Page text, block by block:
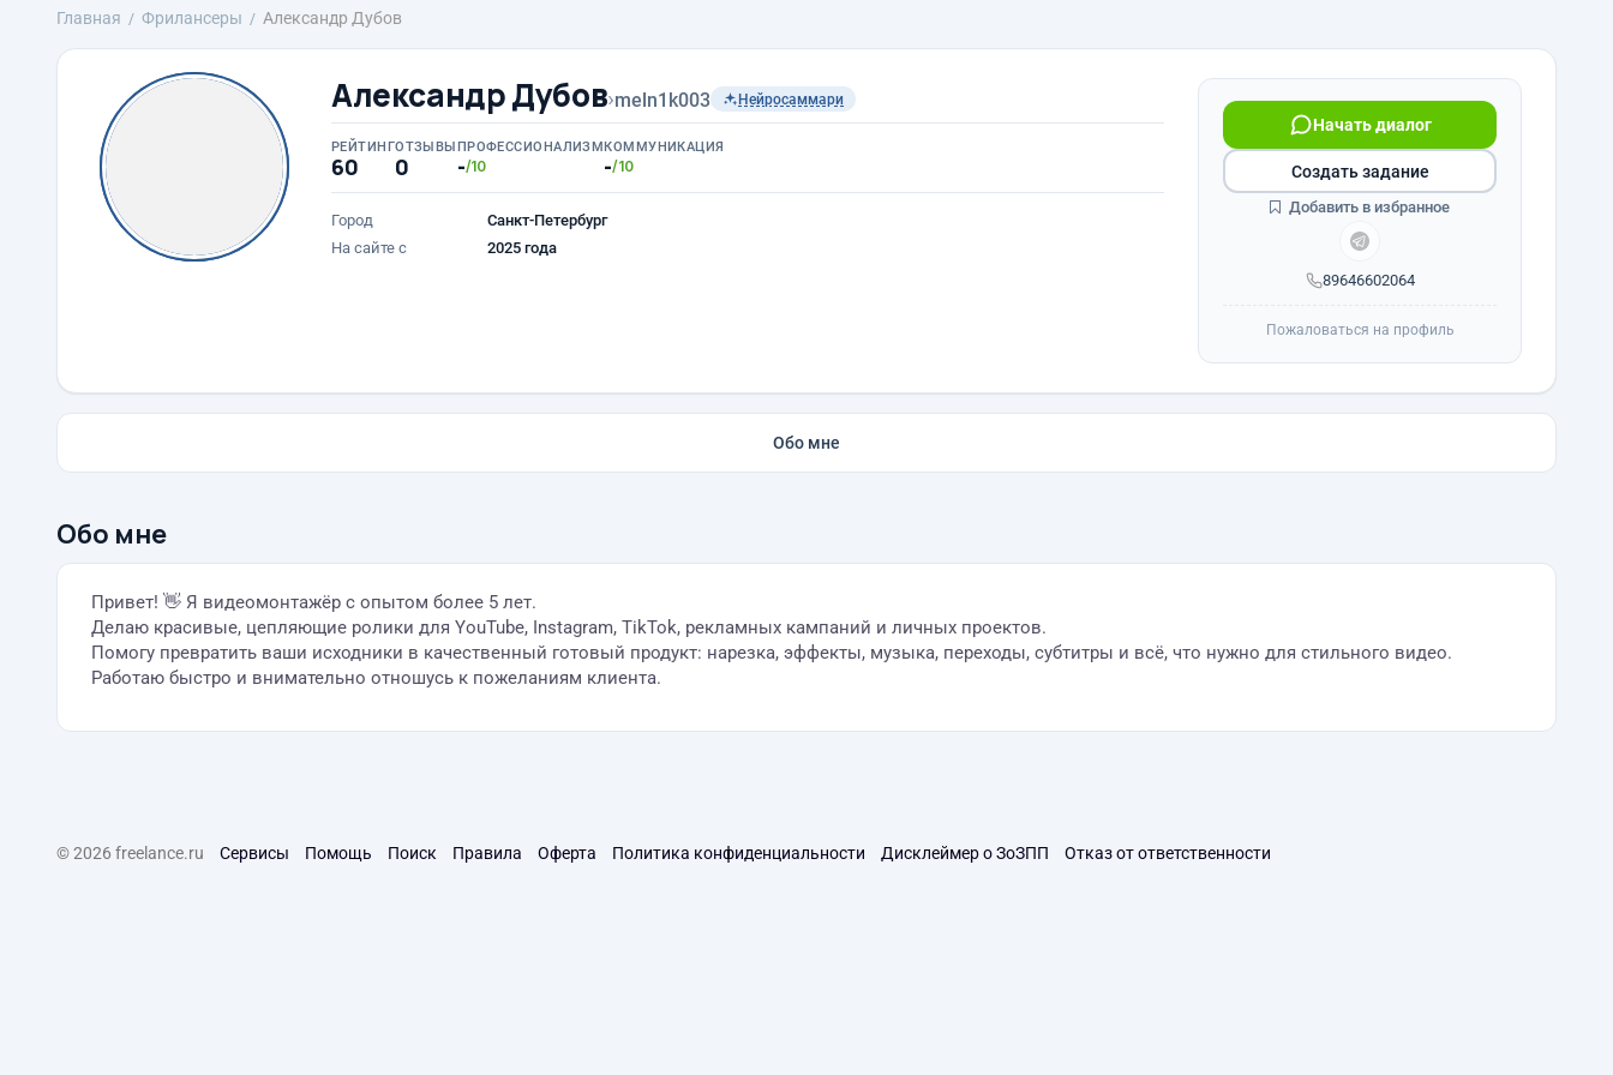
Главная Фрилансеры Александр Дубов
Александр Дубов›meln1k003 Нейросаммари
РЕЙТИНГ
60
ОТЗЫВЫ
0
ПРОФЕССИОНАЛИЗМ
-/10
КОММУНИКАЦИЯ
-/10
Город
Санкт-Петербург
На сайте с
2025 года
89646602064
Начать диалог
Создать задание
Добавить в избранное
Пожаловаться на профиль
Обо мне
Обо мне
Привет! 👋 Я видеомонтажёр с опытом более 5 лет.
Делаю красивые, цепляющие ролики для YouTube, Instagram, TikTok, рекламных кампаний и личных проектов.
Помогу превратить ваши исходники в качественный готовый продукт: нарезка, эффекты, музыка, переходы, субтитры и всё, что нужно для стильного видео.
Работаю быстро и внимательно отношусь к пожеланиям клиента.
© 2026 freelance.ru Сервисы Помощь Поиск Правила Оферта Политика конфиденциальности Дисклеймер о ЗоЗПП Отказ от ответственности